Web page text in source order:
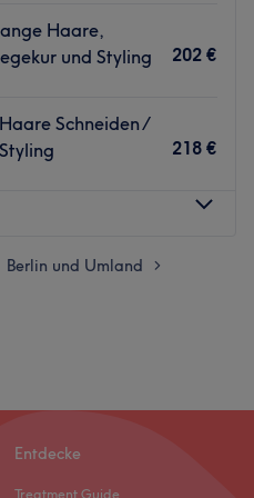
Haare,
und Styling
202 €
Schneiden /
218 €
Geschlossen
Berlin und Umland >
Entdecke
Treatment Guide